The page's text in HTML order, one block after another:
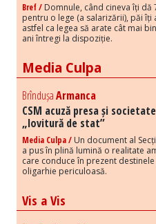
Bref / Domnule, când cineva îți dă
pentru o lege (a salarizării), păi îți
astfel ca legea să arate cât mai
ani întregi la dispoziție.
Media Culpa
BrîndușaArmanca
CSM acuză presa și
„lovitură de stat”
Media Culpa / Un document al
a pus în plină lumină o realitate
care conduce în prezent
oligarhie periculoasă.
Vis a Vis